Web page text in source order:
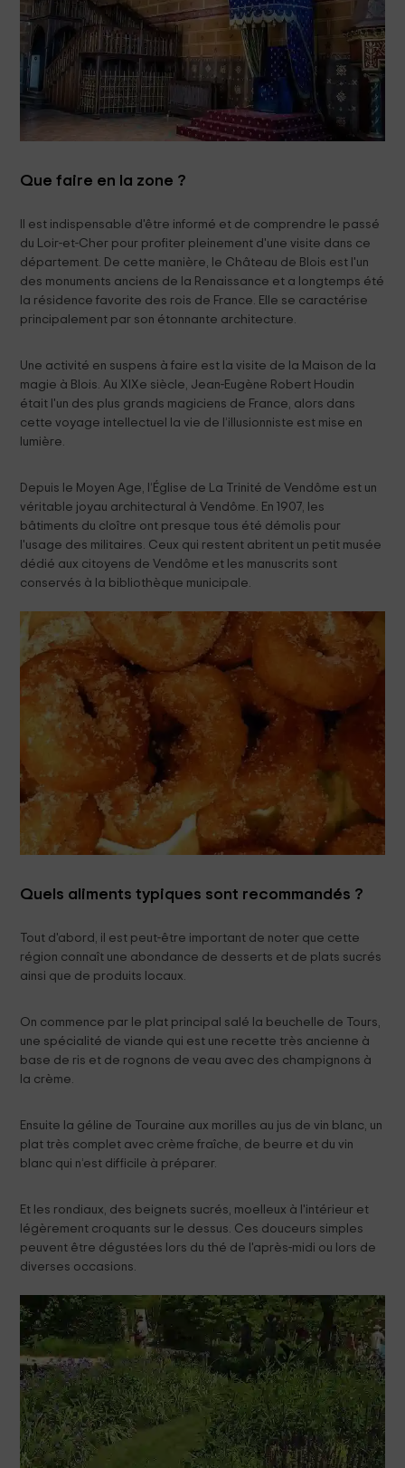
Que faire en la zone ?
Il est indispensable d'être informé et de comprendre le passé
du Loir-et-Cher pour profiter pleinement d'une visite dans ce
département. De cette manière, le Château de Blois est l'un
des monuments anciens de la Renaissance et a longtemps été
la résidence favorite des rois de France. Elle se caractérise
principalement par son étonnante architecture.
Une activité en suspens à faire est la visite de la Maison de la
magie à Blois. Au XIXe siècle, Jean-Eugène Robert Houdin
était l'un des plus grands magiciens de France, alors dans
cette voyage intellectuel la vie de l’illusionniste est mise en
lumière.
Depuis le Moyen Age, l’Église de La Trinité de Vendôme est un
véritable joyau architectural à Vendôme. En 1907, les
bâtiments du cloître ont presque tous été démolis pour
l'usage des militaires. Ceux qui restent abritent un petit musée
dédié aux citoyens de Vendôme et les manuscrits sont
conservés à la bibliothèque municipale.
Quels aliments typiques sont recommandés ?
Tout d'abord, il est peut-être important de noter que cette
région connaît une abondance de desserts et de plats sucrés
ainsi que de produits locaux.
On commence par le plat principal salé la beuchelle de Tours,
une spécialité de viande qui est une recette très ancienne à
base de ris et de rognons de veau avec des champignons à
la crème.
Ensuite la géline de Touraine aux morilles au jus de vin blanc, un
plat très complet avec crème fraîche, de beurre et du vin
blanc qui n’est difficile à préparer.
Et les rondiaux, des beignets sucrés, moelleux à l'intérieur et
légèrement croquants sur le dessus. Ces douceurs simples
peuvent être dégustées lors du thé de l'après-midi ou lors de
diverses occasions.